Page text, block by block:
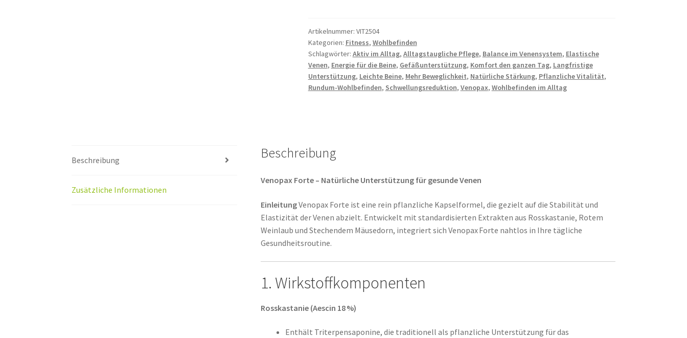
60
Kapseln
Menge
Artikelnummer: VIT2504
Kategorien: Fitness, Wohlbefinden
Schlagwörter: Aktiv im Alltag, Alltagstaugliche Pflege, Balance im Venensystem, Elastische
Venen, Energie für die Beine, Gefäßunterstützung, Komfort den ganzen Tag, Langfristige
Unterstützung, Leichte Beine, Mehr Beweglichkeit, Natürliche Stärkung, Pflanzliche Vitalität,
Rundum-Wohlbefinden, Schwellungsreduktion, Venopax, Wohlbefinden im Alltag
Beschreibung
Zusätzliche Informationen
Beschreibung
Venopax Forte – Natürliche Unterstützung für gesunde Venen
EinleitungVenopax Forte ist eine rein pflanzliche Kapsel­formel, die gezielt auf die Stabilität und
Elastizität der Venen abzielt. Entwickelt mit standardisierten Extrakten aus Rosskastanie, Rotem
Weinlaub und Stechendem Mäusedorn, integriert sich Venopax Forte nahtlos in Ihre tägliche
Gesundheitsroutine.
1. Wirkstoffkomponenten
Rosskastanie (Aescin 18 %)
Enthält Triterpensaponine, die traditionell als pflanzliche Unterstützung für das